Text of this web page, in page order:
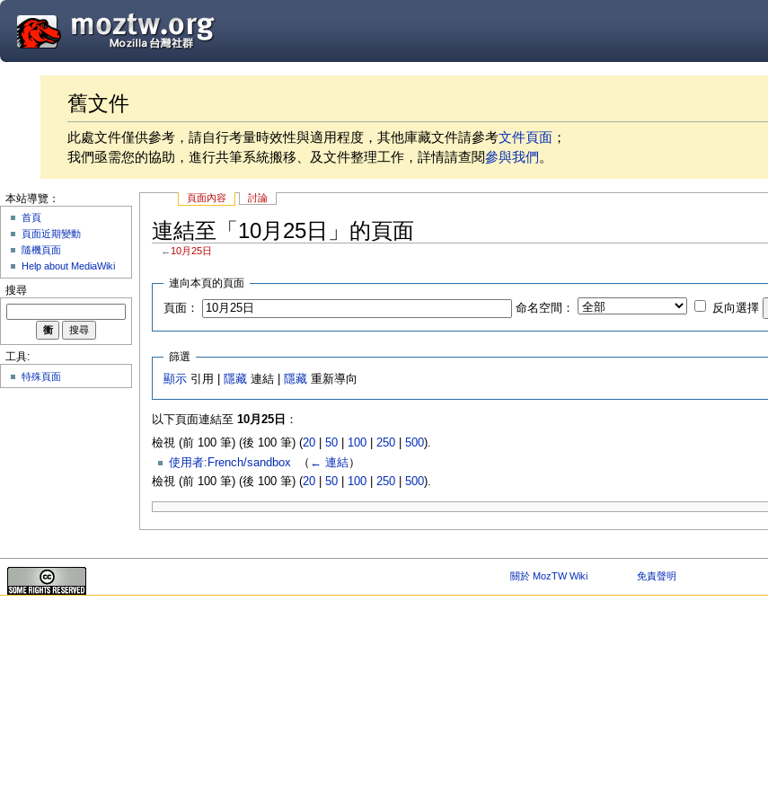
舊文件
此處文件僅供參考，請自行考量時效性與適用程度，其他庫藏文件請參考文件頁面 ；
我們亟需您的協助，進行共筆系統搬移、及文件整理工作，詳情請查閱參與我們。
頁面內容 討論
連結至「10月25日」的頁面
← 10月25日
連向本頁的頁面
頁面： 命名空間： 反向選擇
篩選
顯示 引用 | 隱藏 連結 | 隱藏 重新導向
以下頁面連結至 10月25日 ：
檢視 (前 100 筆) (後 100 筆) (20| 50| 100| 250| 500).
使用者:French/sandbox‎ （ ← 連結）
檢視 (前 100 筆) (後 100 筆) (20| 50| 100| 250| 500).
本站導覽：
首頁
頁面近期變動
隨機頁面
Help about MediaWiki
搜尋
工具:
特殊頁面
關於 MozTW Wiki 免責聲明